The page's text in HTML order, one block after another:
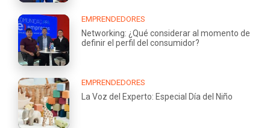
EMPRENDEDORES
Networking: ¿Qué considerar al momento de
definir el perfil del consumidor?
EMPRENDEDORES
La Voz del Experto: Especial Día del Niño